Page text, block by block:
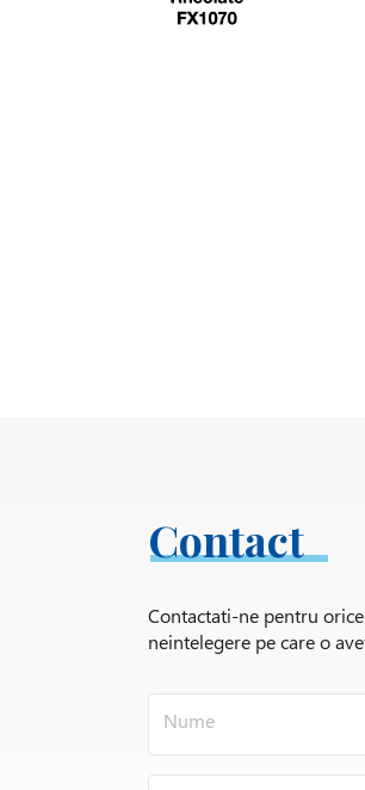
Contact
Contactati-ne pentru
neintelegere pe care o